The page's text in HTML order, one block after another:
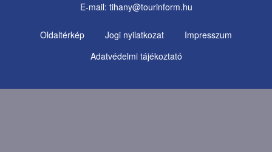
E-mail: tihany@tourinform.hu
Footer
Oldaltérkép Jogi nyilatkozat
Impresszum
Adatvédelmi tájékoztató